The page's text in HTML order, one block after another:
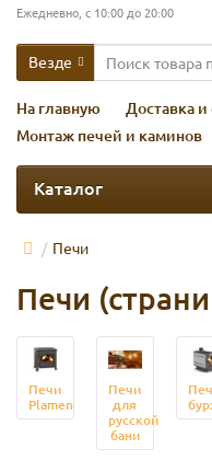
Ежедневно, с 10:00 до 20:00
Везде
На главную Доставка и
Монтаж печей и каминов
Каталог
Печи
Печи
Печи
Plamen
Печи
для
русской
бани